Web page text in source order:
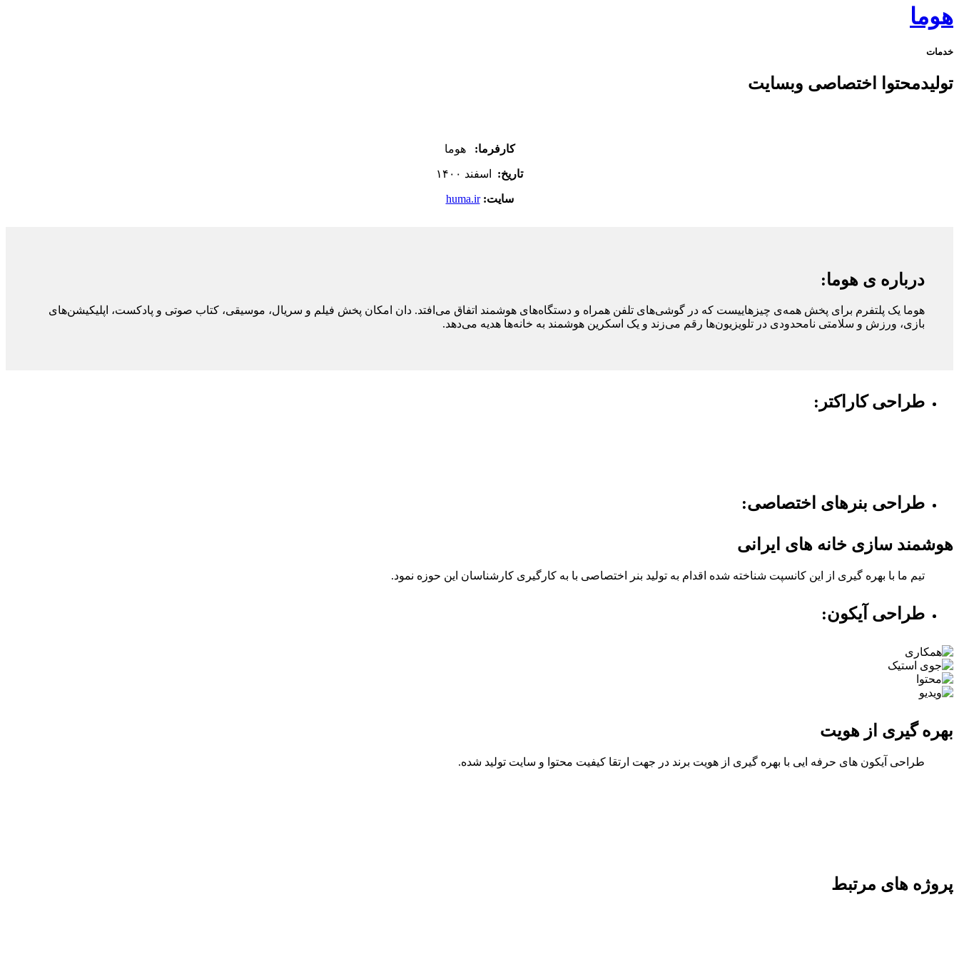
هوما
خدمات
تولید‌محتوا اختصاصی وبسایت
کارفرما:هوما
تاریخ: اسفند ۱۴۰۰
سایت: huma.ir
درباره ی هوما:
هوما یک پلتفرم برای پخش همه‌ی چیزهاییست که در گوشی‌های تلفن همراه و دستگاه‌های هوشمند اتفاق می‌افتد. دان امکان پخش فیلم و سریال، موسیقی، کتاب صوتی و پادکست، اپلیکیشن‌‌های
بازی، ورزش و سلامتی نامحدودی در تلویزیون‌ها رقم می‌زند و یک اسکرین هوشمند به خانه‌ها هدیه می‌دهد.
طراحی کاراکتر:
طراحی بنر‌های اختصاصی:
هوشمند سازی خانه های ایرانی
تیم ما با بهره گیری از این کانسپت شناخته شده اقدام به تولید بنر اختصاصی با به کارگیری کارشناسان این حوزه نمود.
طراحی آیکون:
بهره گیری از هویت
طراحی آیکون های حرفه ایی با بهره گیری از هویت برند در جهت ارتقا کیفیت محتوا و سایت تولید شده.
پروژه های مرتبط